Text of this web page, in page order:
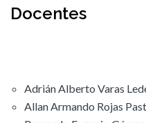
Docentes
Adrián Alberto Varas
Allan Armando Rojas